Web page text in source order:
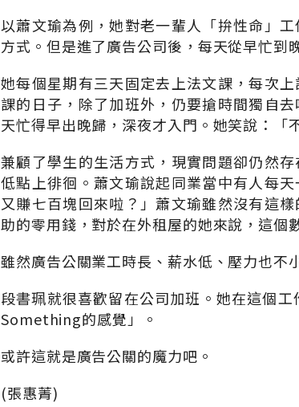
以蕭文瑜為例，她對老一輩人「拚性命」
方式。但是進了廣告公司後，每天從早忙到
她每個星期有三天固定去上法文課，每次
課的日子，除了加班外，仍要搶時間獨自
天忙得早出晚歸，深夜才入門。她笑說：「
兼顧了學生的生活方式，現實問題卻仍然
低點上徘徊。蕭文瑜說起同業當中有人每
又賺七百塊回來啦？」蕭文瑜雖然沒有這
助的零用錢，對於在外租屋的她來說，這個
雖然廣告公關業工時長、薪水低、壓力也不
段書珮就很喜歡留在公司加班。她在這個
Something的感覺」。
或許這就是廣告公關的魔力吧。
(張惠菁)